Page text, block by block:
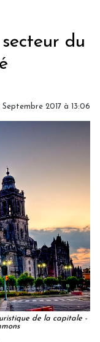
du
Septembre 2017 à 13:06
de la capitale -